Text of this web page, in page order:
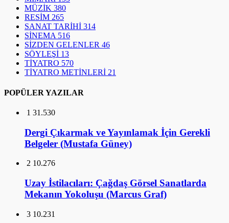
MÜZİK 380
RESİM 265
SANAT TARİHİ 314
SİNEMA 516
SİZDEN GELENLER 46
SÖYLEŞİ 13
TİYATRO 570
TİYATRO METİNLERİ 21
POPÜLER YAZILAR
1 31.530
Dergi Çıkarmak ve Yayınlamak İçin Gerekli
Belgeler (Mustafa Güney)
2 10.276
Uzay İstilacıları: Çağdaş Görsel Sanatlarda
Mekanın Yokoluşu (Marcus Graf)
3 10.231